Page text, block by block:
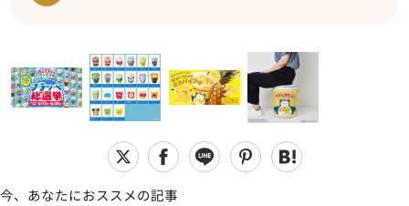
今、あなたにおススメの記事